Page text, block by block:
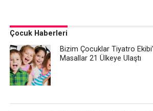
Çocuk Haberleri
Bizim Çocuklar Tiyatro
Masallar 21 Ülkeye Ulaştı